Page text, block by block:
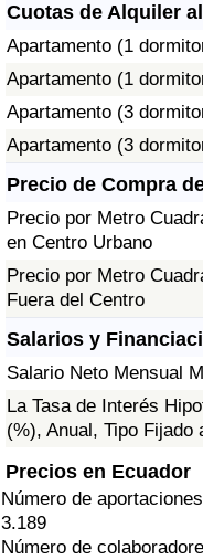
Cuotas de Alquiler
Apartamento (1
Apartamento (1
Apartamento (3
Apartamento (3
Precio de Compra
Precio por Metro
en Centro Urbano
Precio por Metro
Fuera del Centro
Salarios y
Salario Neto Mensual
La Tasa de Interés
(%), Anual, Tipo Fijado
Precios en Ecuador
Número de
3.189
Número de